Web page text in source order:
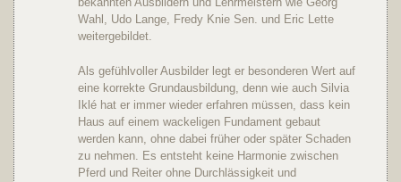
Wahl, Udo Lange, Fredy Knie Sen. und Eric Lette
weitergebildet.
Als gefühlvoller Ausbilder legt er besonderen Wert auf
eine korrekte Grundausbildung, denn wie auch Silvia
Iklé hat er immer wieder erfahren müssen, dass kein
Haus auf einem wackeligen Fundament gebaut
werden kann, ohne dabei früher oder später Schaden
zu nehmen. Es entsteht keine Harmonie zwischen
Pferd und Reiter ohne Durchlässigkeit und